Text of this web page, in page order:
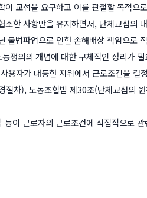
교섭을 요구하고 이를 관철할 목적으
한 사항만을 유지하면서, 단체교섭의
불법파업으로 인한 손해배상 책임으로
쟁의의 개념에 대한 구체적인 정리가 필
용자가 대등한 지위에서 근로조건을 결
차), 노동조합법 제30조(단체교섭의
이 근로자의 근로조건에 직접적으로